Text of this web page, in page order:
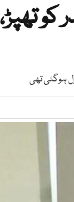
ہوگئی تھی